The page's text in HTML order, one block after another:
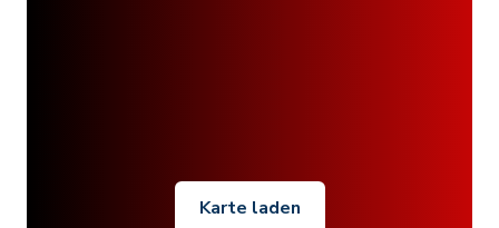
Karte laden